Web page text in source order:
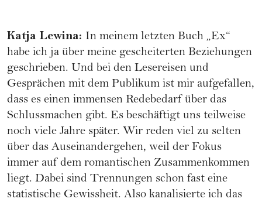
Katja Lewina: In meinem letzten Buch „Ex“
habe ich ja über meine gescheiterten Beziehungen
geschrieben. Und bei den Lesereisen und
Gesprächen mit dem Publikum ist mir aufgefallen,
dass es einen immensen Redebedarf über das
Schlussmachen gibt. Es beschäftigt uns teilweise
noch viele Jahre später. Wir reden viel zu selten
über das Auseinandergehen, weil der Fokus
immer auf dem romantischen Zusammenkommen
liegt. Dabei sind Trennungen schon fast eine
statistische Gewissheit. Also kanalisierte ich das